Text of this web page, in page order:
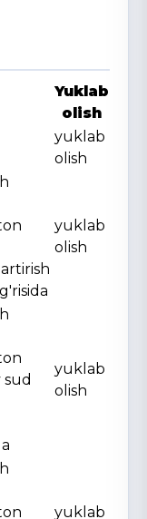
Yuklab
olish
yuklab
olish
yuklab
olish
yuklab
olish
yuklab